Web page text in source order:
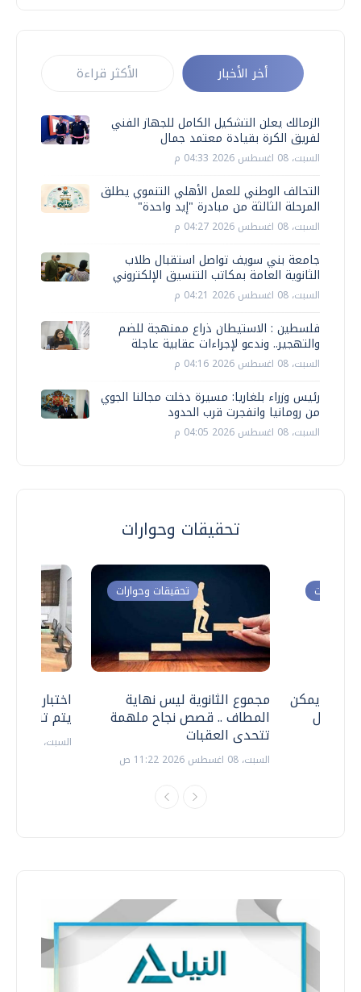
أخر الأخبار الأكثر قراءة
الزمالك يعلن التشكيل الكامل للجهاز الفني
لفريق الكرة بقيادة معتمد جمال
السبت، 08 اغسطس 2026 04:33 م
التحالف الوطني للعمل الأهلي التنموي يطلق
المرحلة الثالثة من مبادرة "إيد واحدة"
السبت، 08 اغسطس 2026 04:27 م
جامعة بني سويف تواصل استقبال طلاب
الثانوية العامة بمكاتب التنسيق الإلكتروني
السبت، 08 اغسطس 2026 04:21 م
فلسطين : الاستيطان ذراع ممنهجة للضم
والتهجير.. وندعو لإجراءات عقابية عاجلة
السبت، 08 اغسطس 2026 04:16 م
رئيس وزراء بلغاريا: مسيرة دخلت مجالنا الجوي
من رومانيا وانفجرت قرب الحدود
السبت، 08 اغسطس 2026 04:05 م
تحقيقات وحوارات
اختبارات
يتم
السبت، 18 يوليو 2026 09:22 ص
تحقيقات وحوارات
مجموع الثانوية ليس نهاية
المطاف .. قصص نجاح ملهمة
تتحدى العقبات
السبت، 08 اغسطس 2026 11:22 ص
وحوارات
.. هل يمكن
نتعامل